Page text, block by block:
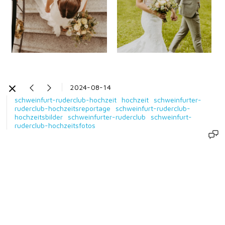
2024-08-14
schweinfurt-ruderclub-hochzeit
hochzeit
schweinfurter-
ruderclub-hochzeitsreportage
schweinfurt-ruderclub-
hochzeitsbilder
schweinfurter-ruderclub
schweinfurt-
ruderclub-hochzeitsfotos